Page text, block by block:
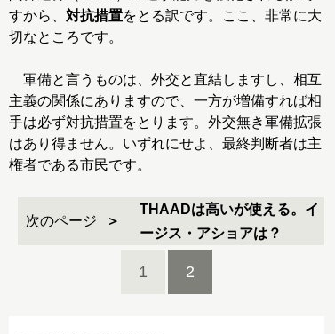
すから、 対抗措置をとる訳です。ここ、非常に大
切なところです。
軍備と言うものは、外交と直結しますし、相互
主義の関係にありますので、一方が増備すれば相
手は必ず対抗措置をとります。外交無き軍備拡張
はあり得ません。いずれにせよ、最終判断者は主
権者である市民です。
次のページ
THAADは高いが使える。イ
ージス・アショアは？
1 2